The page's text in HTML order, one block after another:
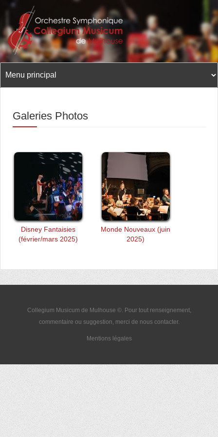
Aller
contenu
principal
Galeries Photos
Disney Fantaisies
(février/mars 2025)
Monde Nouveaux (juin
2025)
Collegium Musicum de Mulhouse ©. Pour tout renseignement,
commentaire ou suggestion, merci de nous contacter.
Mentions légales